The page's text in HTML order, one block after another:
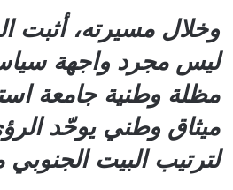
وخلال مسيرته، أثبت
ليس مجرد واجهة
مظلة وطنية جامعة
ميثاق وطني يوحّد
لترتيب البيت